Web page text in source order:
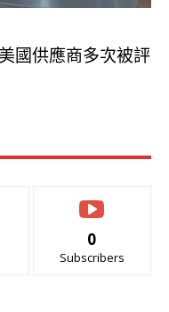
國供應商多次被評
0
Subscribers